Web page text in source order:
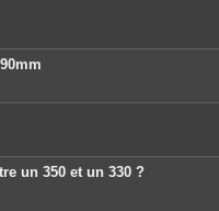
un 350 et un 330 ?